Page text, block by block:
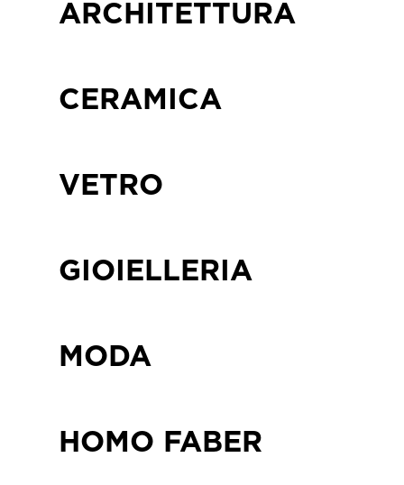
ARCHITETTURA
CERAMICA
VETRO
GIOIELLERIA
MODA
HOMO FABER